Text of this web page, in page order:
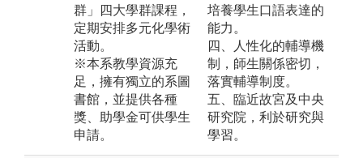
群」四大學群課程，
定期安排多元化學術
活動。
※本系教學資源充
足，擁有獨立的系圖
書館，並提供各種
獎、助學金可供學生
申請。
培養學生口語表達的
能力。
四、人性化的輔導機
制，師生關係密切，
落實輔導制度。
五、臨近故宮及中央
研究院，利於研究與
學習。